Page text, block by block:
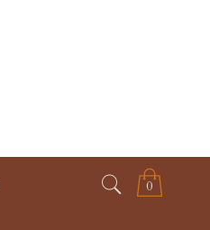
0